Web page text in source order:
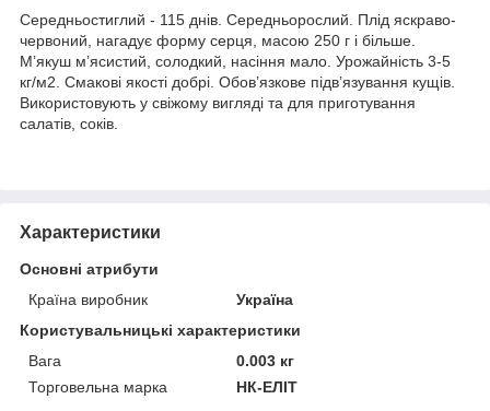
Середньостиглий - 115 днів. Середньорослий. Плід яскраво-
червоний, нагадує форму серця, масою 250 г і більше.
М’якуш м’ясистий, солодкий, насіння мало. Урожайність 3-5
кг/м2. Смакові якості добрі. Обов’язкове підв’язування кущів.
Використовують у свіжому вигляді та для приготування
салатів, соків.
Характеристики
Основні атрибути
Країна виробник
Україна
Користувальницькі характеристики
Вага
0.003 кг
Торговельна марка
НК-ЕЛІТ